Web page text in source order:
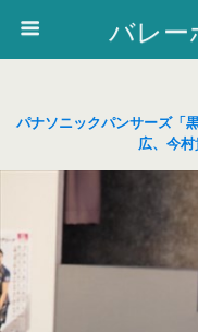
バレー
パナソニックパンサーズ「
広、今